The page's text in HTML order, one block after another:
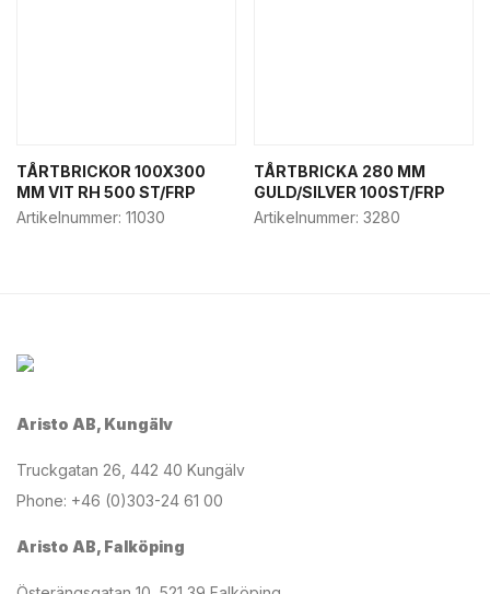
TÅRTBRICKOR 100X300
MM VIT RH 500 ST/FRP
Artikelnummer: 11030
TÅRTBRICKA 280 MM
GULD/SILVER 100ST/FRP
Artikelnummer: 3280
Aristo AB, Kungälv
Truckgatan 26, 442 40 Kungälv
Phone: +46 (0)303-24 61 00
Aristo AB, Falköping